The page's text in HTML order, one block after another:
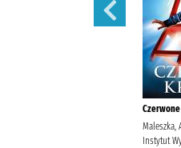
Maleszka,
Instytut